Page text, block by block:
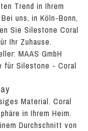
Trend in Ihrem
uns, in Köln-Bonn,
Sie Silestone Coral
Ihr Zuhause.
MAAS GmbH
für Silestone - Coral
Material. Coral
in Ihrem Heim.
Durchschnitt von